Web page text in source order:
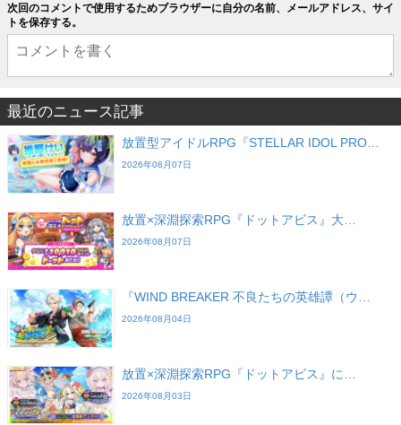
次回のコメントで使用するためブラウザーに自分の名前、メールアドレス、サイ
トを保存する。
最近のニュース記事
放置型アイドルRPG『STELLAR IDOL PRO…
2026年08月07日
放置×深淵探索RPG『ドットアビス』大…
2026年08月07日
『WIND BREAKER 不良たちの英雄譚（ウ…
2026年08月04日
放置×深淵探索RPG『ドットアビス』に…
2026年08月03日